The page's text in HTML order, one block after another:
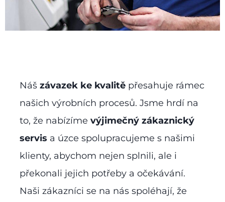
Náš závazek ke kvalitě přesahuje rámec
našich výrobních procesů. Jsme hrdí na
to, že nabízíme výjimečný zákaznický
servis a úzce spolupracujeme s našimi
klienty, abychom nejen splnili, ale i
překonali jejich potřeby a očekávání.
Naši zákazníci se na nás spoléhají, že